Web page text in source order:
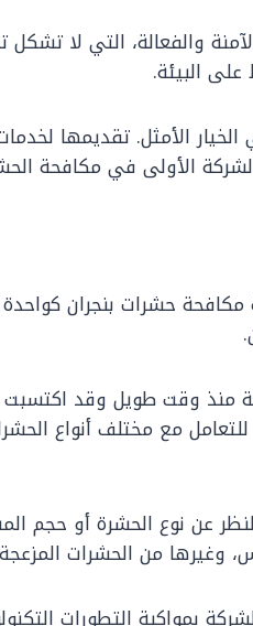
والفعالة، التي لا تشكل
على البيئة.
الأمثل. تقديمها
الأولى في مكافحة
حشرات بنجران
منذ وقت طويل وقد
مع مختلف أنواع
عن نوع الحشرة أو حجم
وغيرها من الحشرات
بمواكبة التطورات